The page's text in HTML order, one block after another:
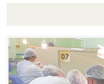
Pular
para
o
conteúdo